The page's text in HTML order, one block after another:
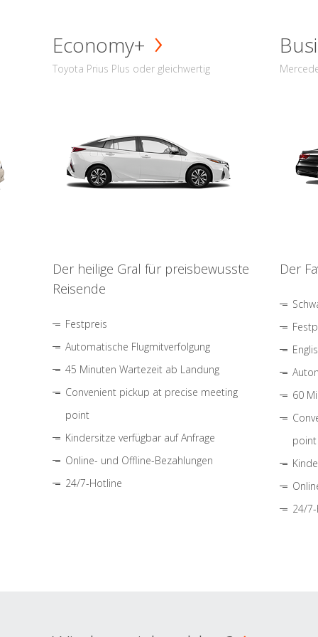
Economy+
Toyota Prius Plus oder gleichwertig
Der heilige Gral für preisbewusste
Reisende
Festpreis
Automatische Flugmitverfolgung
45 Minuten Wartezeit ab Landung
Convenient pickup at precise meeting
point
Kindersitze verfügbar auf Anfrage
Online- und Offline-Bezahlungen
24/7-Hotline
Der
60
point
24/